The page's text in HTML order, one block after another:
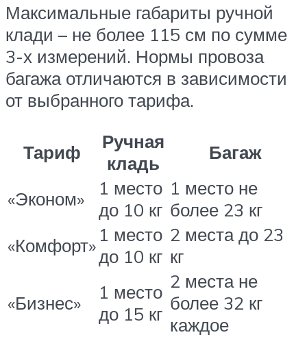
Максимальные габариты ручной
клади – не более 115 см по сумме
3-х измерений. Нормы провоза
багажа отличаются в зависимости
от выбранного тарифа.
Тариф
Ручная
кладь
Багаж
«Эконом»
1 место
до 10 кг
1 место не
более 23 кг
«Комфорт» 1 место
до 10 кг
2 места до 23
кг
«Бизнес»
1 место
до 15 кг
2 места не
более 32 кг
каждое